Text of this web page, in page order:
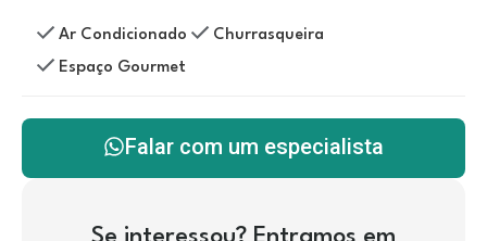
Ar Condicionado
Churrasqueira
Espaço Gourmet
Falar com um especialista